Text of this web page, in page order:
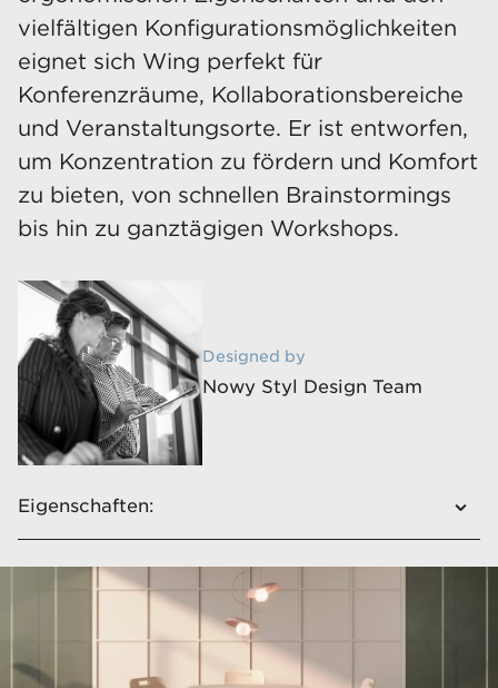
vielfältigen Konfigurationsmöglichkeiten
eignet sich Wing perfekt für
Konferenzräume, Kollaborationsbereiche
und Veranstaltungsorte. Er ist entworfen,
um Konzentration zu fördern und Komfort
zu bieten, von schnellen Brainstormings
bis hin zu ganztägigen Workshops.
Designed by
Nowy Styl Design Team
Eigenschaften:
Vielzahl an Modellen
Polster für Sitz und Rückenlehne